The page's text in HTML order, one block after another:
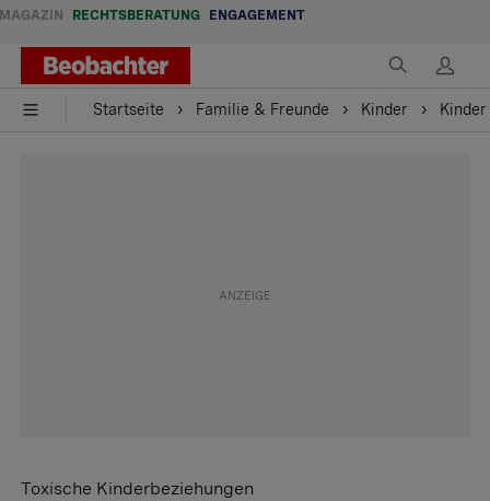
MAGAZIN RECHTSBERATUNG ENGAGEMENT
Startseite Familie & Freunde Kinder
Toxische Kinderbeziehungen